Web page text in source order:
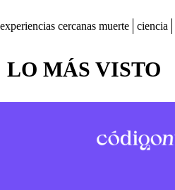
experiencias cercanas muerte ciencia
LO MÁS VISTO